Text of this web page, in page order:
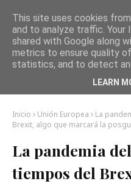
Inicio Unión Europea
La
Brexit, algo que marcará la
La pandemia
tiempos del
This site uses cookies
and to analyze traffic. Your
shared with Google along
metrics to ensure quality
statistics, and to detect
LEARN